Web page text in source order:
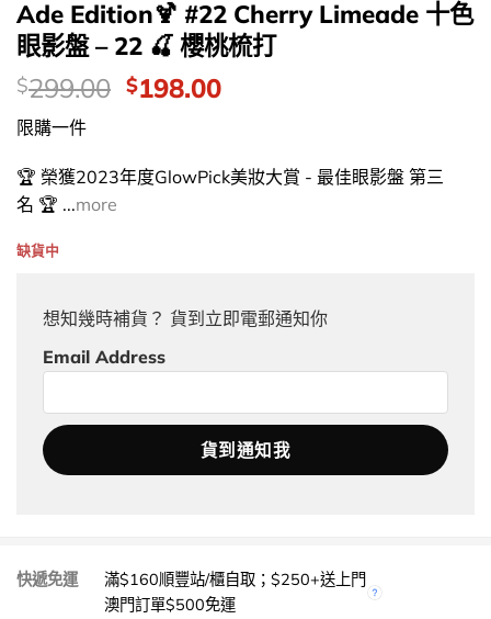
Ade Edition🍹 #22 Cherry Limeade 十色
眼影盤 – 22 🍒 櫻桃梳打
價
錢：
$299.00 Original
$299.00.
$198.00Current
$198.00.
限購一件
🏆 榮獲2023年度GlowPick美妝大賞 - 最佳眼影盤 第三
名 🏆 ...more
缺貨中
想知幾時補貨？ 貨到立即電郵通知你
Email Address
快遞免運
滿$160順豐站/櫃自取；$250+送上門
澳門訂單$500免運